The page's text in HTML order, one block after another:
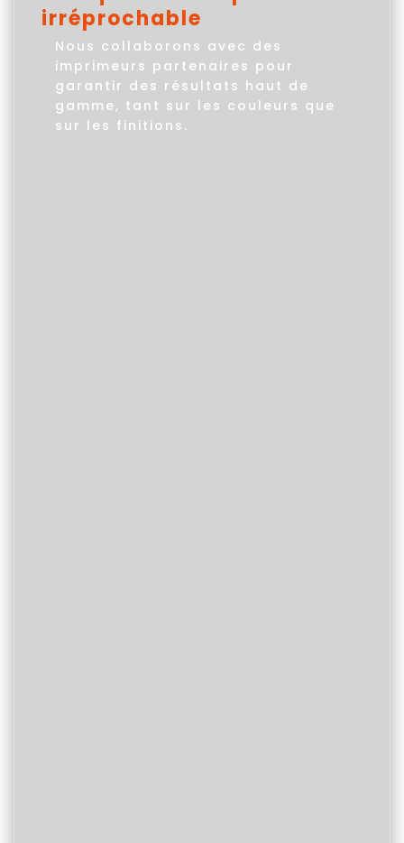
irréprochable
Nous collaborons avec des
imprimeurs partenaires pour
garantir des résultats haut de
gamme, tant sur les couleurs que
sur les finitions.